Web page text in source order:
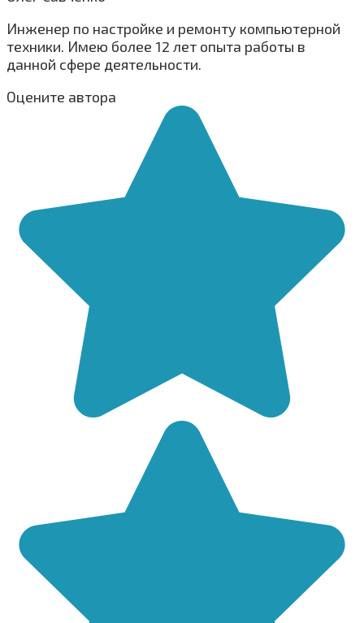
Инженер по настройке и ремонту компьютерной
техники. Имею более 12 лет опыта работы в
данной сфере деятельности.
Оцените автора